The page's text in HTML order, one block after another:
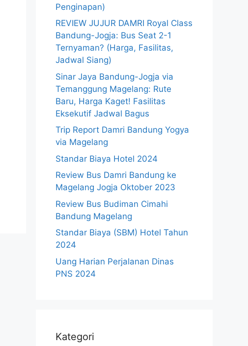
Penginapan)
REVIEW JUJUR DAMRI Royal Class
Bandung-Jogja: Bus Seat 2-1
Ternyaman? (Harga, Fasilitas,
Jadwal Siang)
Sinar Jaya Bandung-Jogja via
Temanggung Magelang: Rute
Baru, Harga Kaget! Fasilitas
Eksekutif Jadwal Bagus
Trip Report Damri Bandung Yogya
via Magelang
Standar Biaya Hotel 2024
Review Bus Damri Bandung ke
Magelang Jogja Oktober 2023
Review Bus Budiman Cimahi
Bandung Magelang
Standar Biaya (SBM) Hotel Tahun
2024
Uang Harian Perjalanan Dinas
PNS 2024
Kategori